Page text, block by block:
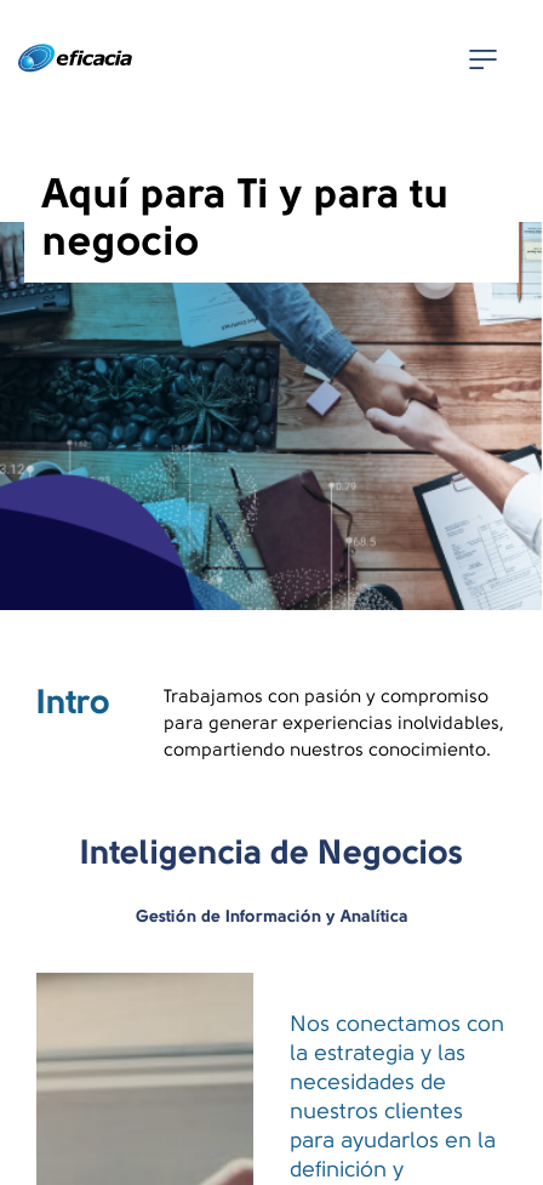
Eficacia
NUESTROS
SERVICIOS
Aquí para Ti y para tu
negocio
Intro
Trabajamos con pasión y compromiso
para generar experiencias inolvidables,
compartiendo nuestros conocimiento.
Inteligencia de Negocios
Gestión de Información y Analítica
Nos conectamos con
la estrategia y las
necesidades de
nuestros clientes
para ayudarlos en la
definición y